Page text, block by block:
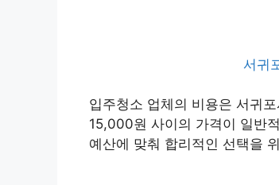
서귀
입주청소 업체의 비용은 서귀
15,000원 사이의 가격이 일반
예산에 맞춰 합리적인 선택을